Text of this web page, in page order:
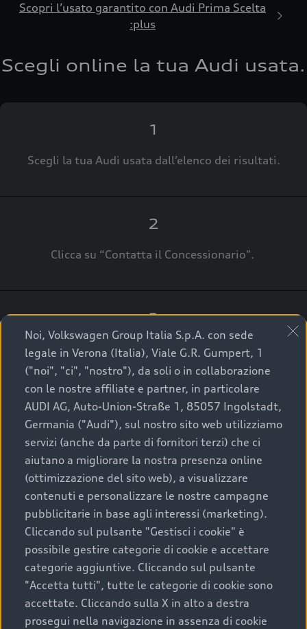
Scopri l’usato garantito con Audi Prima Scelta
:plus
Scegli online la tua Audi usata.
1
Scegli la tua Audi usata dall’elenco dei risultati.
2
Clicca su “Contatta il Concessionario".
3
A breve verrai ricontattato dal Customer Care
Audi Center o direttamente dal Concessionario
che ti supporterà per finalizzare la tua richiesta.
La qualità di acquistare
un’auto usata Audi
Scegliere un’auto usata è una decisione che coniuga
convenienza, affidabilità e sostenibilità. Per fare un
acquisto sicuro, è essenziale considerare aspetti
determinanti come la garanzia inclusa e l’affidabilità del
marchio. Audi offre l’auto usata perfetta tramite Audi
Prima Scelta :plus
Noi, Volkswagen Group Italia S.p.A. con sede
legale in Verona (Italia), Viale G.R. Gumpert, 1
("noi", "ci", "nostro"), da soli o in collaborazione
con le nostre affiliate e partner, in particolare
AUDI AG, Auto-Union-Straße 1, 85057 Ingolstadt,
Germania ("Audi"), sul nostro sito web utilizziamo
servizi (anche da parte di fornitori terzi) che ci
aiutano a migliorare la nostra presenza online
(ottimizzazione del sito web), a visualizzare
contenuti e personalizzare le nostre campagne
pubblicitarie in base agli interessi (marketing).
Cliccando sul pulsante "Gestisci i cookie" è
possibile gestire categorie di cookie e accettare
categorie aggiuntive. Cliccando sul pulsante
"Accetta tutti", tutte le categorie di cookie sono
accettate. Cliccando sulla X in alto a destra
prosegui nella navigazione in assenza di cookie